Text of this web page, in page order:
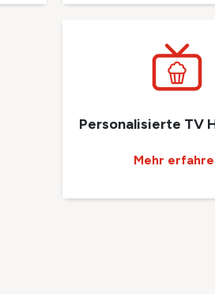
Personalisierte TV
Mehr